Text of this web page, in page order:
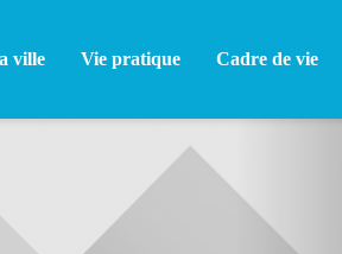
ville Vie pratique Cadre de vie